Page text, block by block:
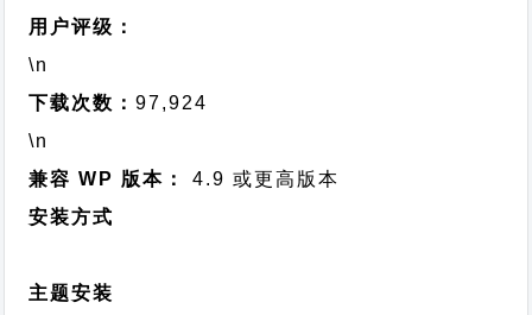
用户评级：
\n
下载次数：97,924
\n
兼容 WP 版本：
4.9 或更高版本
安装方式
主题安装